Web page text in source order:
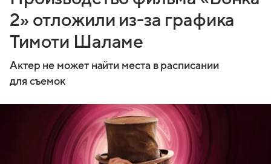
2» отложили из-за графика
Тимоти Шаламе
Актер не может найти места в расписании
для съемок